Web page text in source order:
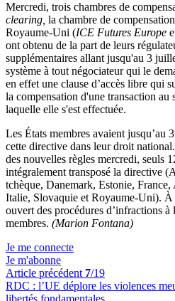
Mercredi, trois chambres de
clearing, la chambre de
Royaume-Uni (ICE Futures Europe
ont obtenu de la part de leurs
supplémentaires allant jusqu'au 3
système à tout négociateur qui le
en effet une clause d’accès libre qui
la compensation d'une transaction au
laquelle elle s'est effectuée.
Les États membres avaient jusqu’au
cette directive dans leur droit
des nouvelles règles mercredi, seuls
intégralement transposé la directive
tchèque, Danemark, Estonie,
Italie, Slovaquie et Royaume-Uni). À
ouvert des procédures d’infractions à
membres. (Marion Fontana)
Je me connecte
Je m'abonne
Article précédent 7/19
RDC : l’UE déplore les violences
libertés fondamentales